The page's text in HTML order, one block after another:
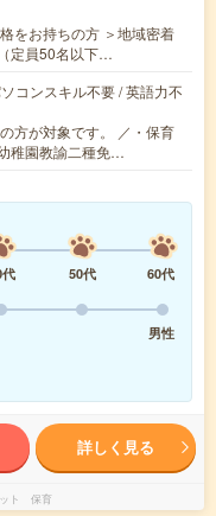
をお持ちの方 ＞地域密着
定員50名以下…
コンスキル不要 / 英語力不
方が対象です。 ／・保育
稚園教諭二種免…
50代
60代
男性
詳しく見る
ット 保育